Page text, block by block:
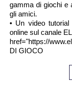
gamma di giochi e
gli amici.
• Un video
online sul canale
href="https://
DI GIOCO